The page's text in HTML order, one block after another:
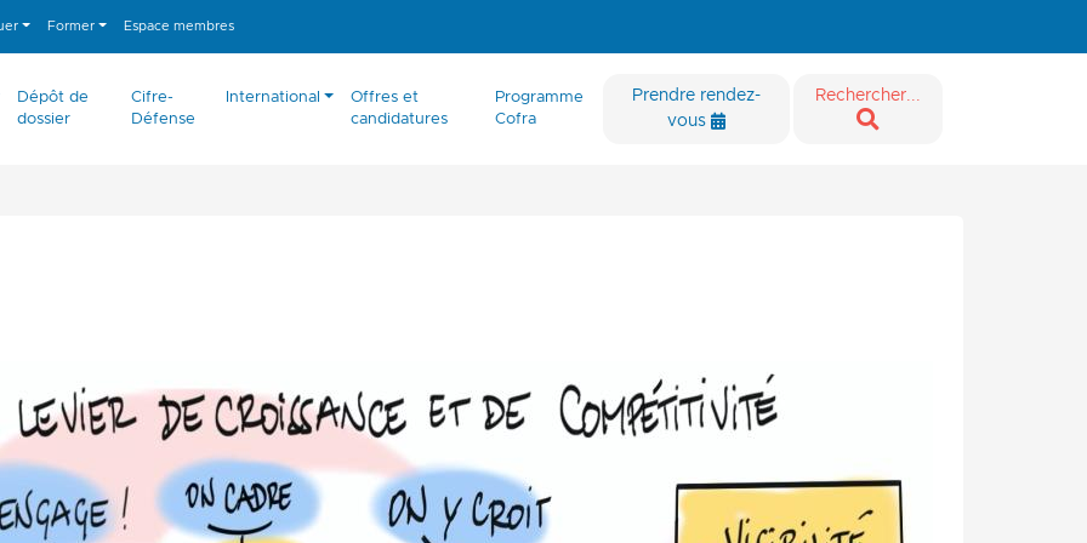
Former Espace membres
Dépôt de
dossier
Cifre-
Défense
International
Offres et
candidatures
Programme
Cofra
Prendre rendez-
vous
Rechercher...